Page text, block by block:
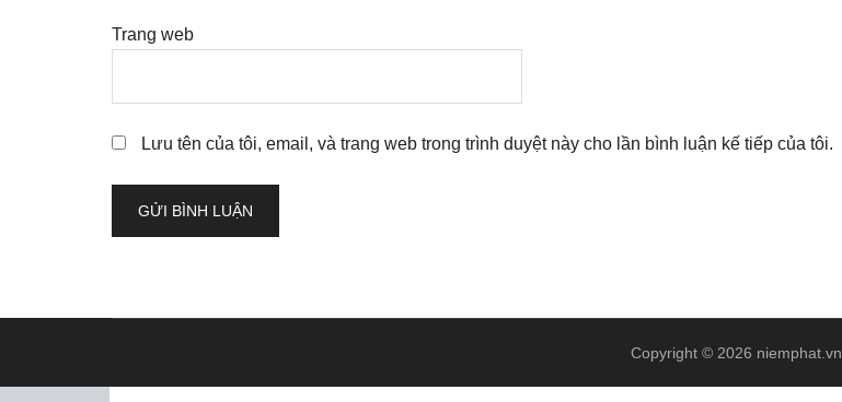
Trang web
Lưu tên của tôi, email, và trang web trong trình duyệt này cho lần bình luận kế tiếp của tôi.
Copyright © 2026 niemphat.vn